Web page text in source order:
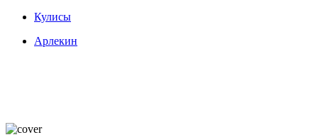
Кулисы
Арлекин